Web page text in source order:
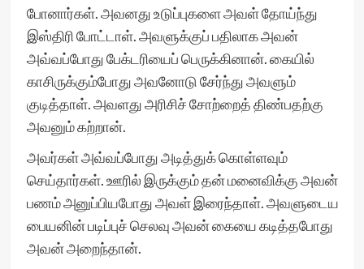
போனார்கள். அவனது உடுப்புகளை அவள் தோய்ந்து
இஸ்திரி போட்டாள். அவளுக்குப் பதிலாக அவன்
அவ்வப்போது பேக்டரியைப் பெருக்கினான். கையில்
காசிருக்கும்போது அவனோடு சேர்ந்து அவளும்
குடித்தாள். அவளது அரிசிச் சோற்றைத் திண்பதற்கு
அவனும் கற்றான்.
அவர்கள் அவ்வப்போது அடித்துக் கொள்ளவும்
செய்தார்கள். ஊரில் இருக்கும் தன் மனைவிக்கு அவன்
பணம் அனுப்பியபோது அவள் இரைந்தாள். அவளுடைய
பையனின் படிப்புச் செலவு அவன் கையை கடித்தபோது
அவன் அறைந்தான்.